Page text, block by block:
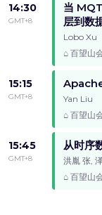
14:30
GMT+8
当
层到数
Lobo Xu
百望山
15:15
GMT+8
Yan Liu
百望山
15:45
GMT+8
从时序
洪胤 张,
百望山